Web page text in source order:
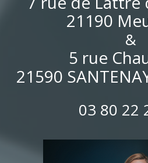
21190
&
5 rue
21590
03 80 22